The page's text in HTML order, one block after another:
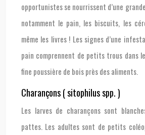
opportunistes se nourrissent d’une
notamment le pain, les biscuits, les
même les livres ! Les signes d’une
pain comprennent de petits trous dans
fine poussière de bois près des aliments.
Charançons ( sitophilus spp. )
Les larves de charançons sont
pattes. Les adultes sont de petits